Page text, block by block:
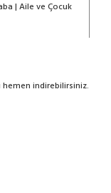
| Aile ve Çocuk
hemen indirebilirsiniz.